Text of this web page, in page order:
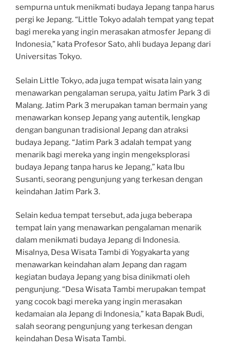
sempurna untuk menikmati budaya Jepang tanpa harus
pergi ke Jepang. “Little Tokyo adalah tempat yang tepat
bagi mereka yang ingin merasakan atmosfer Jepang di
Indonesia,” kata Profesor Sato, ahli budaya Jepang dari
Universitas Tokyo.
Selain Little Tokyo, ada juga tempat wisata lain yang
menawarkan pengalaman serupa, yaitu Jatim Park 3 di
Malang. Jatim Park 3 merupakan taman bermain yang
menawarkan konsep Jepang yang autentik, lengkap
dengan bangunan tradisional Jepang dan atraksi
budaya Jepang. “Jatim Park 3 adalah tempat yang
menarik bagi mereka yang ingin mengeksplorasi
budaya Jepang tanpa harus ke Jepang,” kata Ibu
Susanti, seorang pengunjung yang terkesan dengan
keindahan Jatim Park 3.
Selain kedua tempat tersebut, ada juga beberapa
tempat lain yang menawarkan pengalaman menarik
dalam menikmati budaya Jepang di Indonesia.
Misalnya, Desa Wisata Tambi di Yogyakarta yang
menawarkan keindahan alam Jepang dan ragam
kegiatan budaya Jepang yang bisa dinikmati oleh
pengunjung. “Desa Wisata Tambi merupakan tempat
yang cocok bagi mereka yang ingin merasakan
kedamaian ala Jepang di Indonesia,” kata Bapak Budi,
salah seorang pengunjung yang terkesan dengan
keindahan Desa Wisata Tambi.